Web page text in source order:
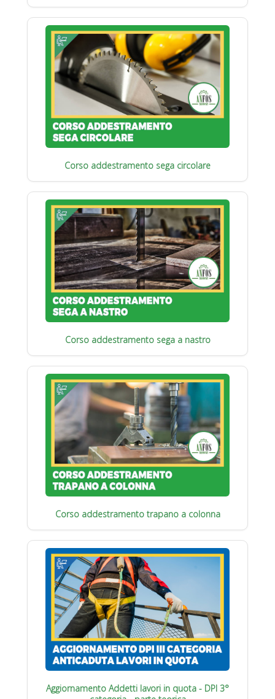
Corso addestramento sega circolare
Corso addestramento sega a nastro
Corso addestramento trapano a colonna
Aggiornamento Addetti lavori in quota - DPI 3°